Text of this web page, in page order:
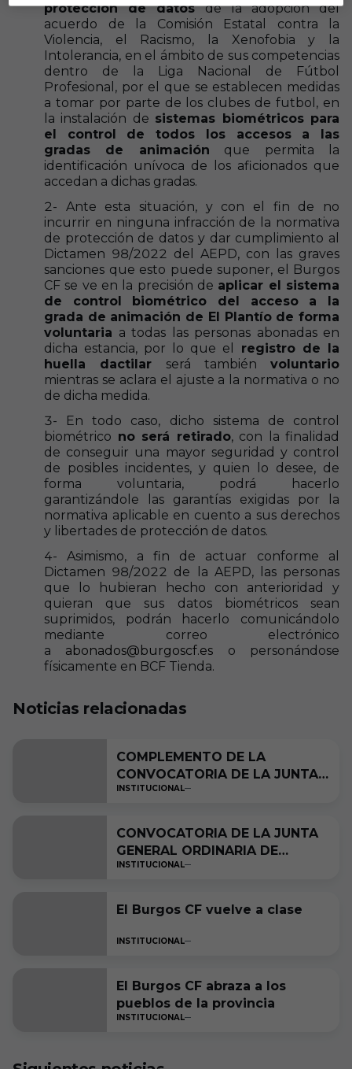
protección de datosde la adopción del
acuerdo de la Comisión Estatal contra la
Violencia, el Racismo, la Xenofobia y la
Intolerancia, en el ámbito de sus competencias
dentro de la Liga Nacional de Fútbol
Profesional, por el que se establecen medidas
a tomar por parte de los clubes de futbol, en
la instalación de sistemas biométricos para
el control de todos los accesos a las
gradas de animación que permita la
identificación unívoca de los aficionados que
accedan a dichas gradas.
2- Ante esta situación, y con el fin de no
incurrir en ninguna infracción de la normativa
de protección de datos y dar cumplimiento al
Dictamen 98/2022 del AEPD, con las graves
sanciones que esto puede suponer, el Burgos
CF se ve en la precisión de aplicar el sistema
de control biométrico del acceso a la
grada de animación de El Plantío de forma
voluntaria a todas las personas abonadas en
dicha estancia, por lo que el
registro de la
huella dactilar será también voluntario
mientras se aclara el ajuste a la normativa o no
de dicha medida.
3- En todo caso, dicho sistema de control
biométrico no será retirado, con la finalidad
de conseguir una mayor seguridad y control
de posibles incidentes, y quien lo desee, de
forma voluntaria, podrá hacerlo
garantizándole las garantías exigidas por la
normativa aplicable en cuento a sus derechos
y libertades de protección de datos.
4- Asimismo, a fin de actuar conforme al
Dictamen 98/2022 de la AEPD, las personas
que lo hubieran hecho con anterioridad y
quieran que sus datos biométricos sean
suprimidos, podrán hacerlo comunicándolo
mediante correo electrónico
a abonados@burgoscf.es o personándose
físicamente en BCF Tienda.
Noticias relacionadas
COMPLEMENTO DE LA
CONVOCATORIA DE LA JUNTA
GENERAL ORDINARIA DE
DICIEMBRE DE 2024 DE LA
SOCIEDAD BURGOS CLUB DE
FÚTBOL S.A.D.
INSTITUCIONAL
CONVOCATORIA DE LA JUNTA
GENERAL ORDINARIA DE
SOCIOS A CELEBRAR EL 17 DE
SOCIEDAD BURGOS CLUB DE
FÚTBOL S.A.D.
INSTITUCIONAL
El Burgos CF vuelve a clase
INSTITUCIONAL
El Burgos CF abraza a los
pueblos de la provincia
INSTITUCIONAL